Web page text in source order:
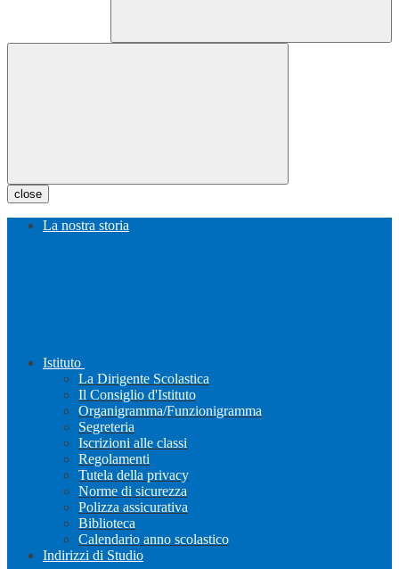
close
La nostra storia
Istituto
La Dirigente Scolastica
Il Consiglio d'Istituto
Organigramma/Funzionigramma
Segreteria
Iscrizioni alle classi
Regolamenti
Tutela della privacy
Norme di sicurezza
Polizza assicurativa
Biblioteca
Calendario anno scolastico
Indirizzi di Studio